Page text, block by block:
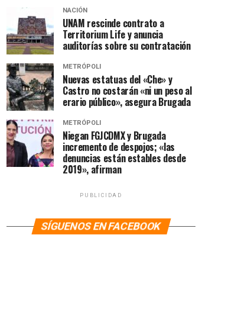
NACIÓN
UNAM rescinde contrato a
Territorium Life y anuncia
auditorías sobre su contratación
METRÓPOLI
Nuevas estatuas del «Che» y
Castro no costarán «ni un peso al
erario público», asegura Brugada
METRÓPOLI
Niegan FGJCDMX y Brugada
incremento de despojos; «las
denuncias están estables desde
2019», afirman
PUBLICIDAD
SÍGUENOS EN FACEBOOK